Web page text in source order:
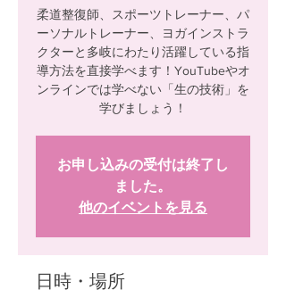
柔道整復師、スポーツトレーナー、パ
ーソナルトレーナー、ヨガインストラ
クターと多岐にわたり活躍している指
導方法を直接学べます！YouTubeやオ
ンラインでは学べない「生の技術」を
学びましょう！
お申し込みの受付は終了し
ました。
他のイベントを見る
日時・場所